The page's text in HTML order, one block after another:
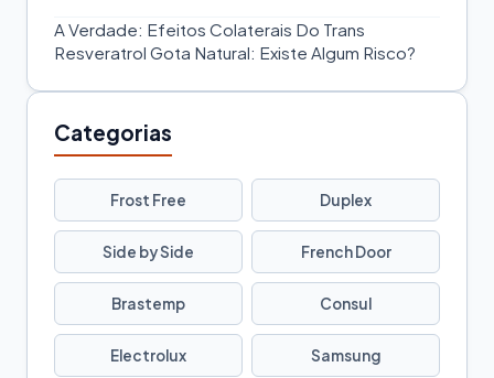
A Verdade: Efeitos Colaterais Do Trans
Resveratrol Gota Natural: Existe Algum Risco?
Categorias
Frost Free Duplex
Side by Side French Door
Brastemp Consul
Electrolux Samsung